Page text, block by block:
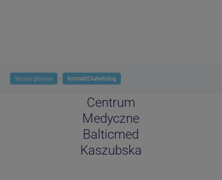
Strona główna › kontaktDiabetolog
Centrum
Medyczne
Balticmed
Kaszubska